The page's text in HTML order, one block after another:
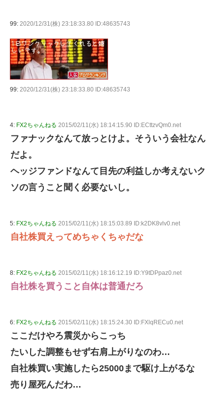
99: 2020/12/31(株) 23:18:33.80 ID:48635743
99: 2020/12/31(株) 23:18:33.80 ID:48635743
4: FX2ちゃんねる 2015/02/11(水) 18:14:15.90 ID:ECttzvQm0.net
ファナックなんて放っとけよ。そういう会社なん
だよ。
ヘッジファンドなんて目先の利益しか考えないク
ソの言うこと聞く必要ないし。
5: FX2ちゃんねる 2015/02/11(水) 18:15:03.89 ID:k2DK8vlv0.net
自社株買えってめちゃくちゃだな
8: FX2ちゃんねる 2015/02/11(水) 18:16:12.19 ID:Y9tDPpaz0.net
自社株を買うこと自体は普通だろ
6: FX2ちゃんねる 2015/02/11(水) 18:15:24.30 ID:FXlqRECu0.net
ここだけやろ震災からこっち
たいした調整もせず右肩上がりなのわ…
自社株買い実施したら25000まで駆け上がるな
売り屋死んだわ…